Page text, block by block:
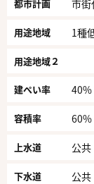
都市計画 市街
用途地域 1種
用途地域２
建ぺい率 40%
容積率 60%
上水道 公共
下水道 公共